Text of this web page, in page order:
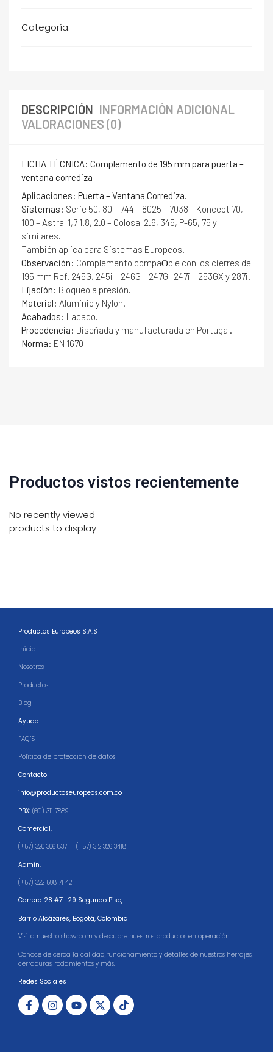
Categoría:
DESCRIPCIÓN INFORMACIÓN ADICIONAL
VALORACIONES (0)
FICHA TÉCNICA: Complemento de 195 mm para puerta –
ventana corrediza
Aplicaciones: Puerta – Ventana Corrediza.
Sistemas: Serie 50, 80 – 744 – 8025 – 7038 – Koncept 70,
100 – Astral 1,7 1.8, 2.0 – Colosal 2.6, 345, P-65, 75 y
similares.
También aplica para Sistemas Europeos.
Observación: Complemento compaƟble con los cierres de
195 mm Ref. 245G, 245i – 246G – 247G -247i – 253GX y 287i.
Fijación: Bloqueo a presión.
Material: Aluminio y Nylon.
Acabados: Lacado.
Procedencia: Diseñada y manufacturada en Portugal.
Norma: EN 1670
Productos vistos recientemente
No recently viewed
products to display
Productos Europeos S.A.S
Inicio
Nosotros
Productos
Blog
Ayuda
FAQ´S
Política de protección de datos
Contacto
info@productoseuropeos.com.co
PBX: (601) 311 7889
Comercial.
(+57) 320 306 8371 – (+57) 312 326 3418
Admin.
(+57) 322 598 71 42
Carrera 28 #71-29 Segundo Piso,
Barrio Alcázares, Bogotá, Colombia
Visita nuestro showroom y descubre nuestros productos en operación.
Conoce de cerca la calidad, funcionamiento y detalles de nuestros herrajes,
cerraduras, rodamientos y más.
Redes Sociales